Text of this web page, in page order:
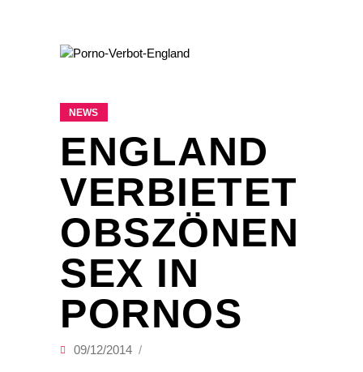
NEWS
ENGLAND
VERBIETET
OBSZÖNEN
SEX IN
PORNOS
09/12/2014